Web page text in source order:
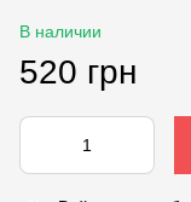
В наличии
520 грн